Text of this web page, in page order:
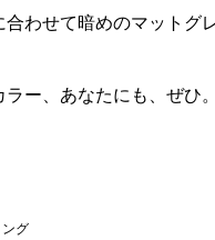
合わせて暗めのマットグ
ー、あなたにも、ぜひ。
グ